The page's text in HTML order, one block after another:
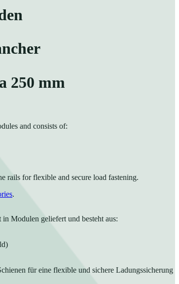
250 mm
and consists of:
rails for flexible and secure load fastening.
.
Modulen geliefert und besteht aus:
für eine flexible und sichere Ladungssicherung